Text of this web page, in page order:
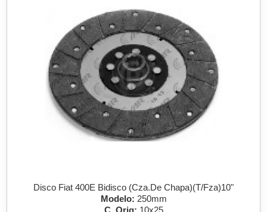
Disco Fiat 400E Bidisco (Cza.De Chapa)(T/Fza)10"
Modelo: 250mm
C. Orig: 10x25